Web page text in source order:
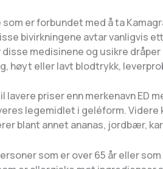
som er forbundet med å ta
bivirkningene avtar vanligvis
medisinene og usikre
høyt eller lavt blodtrykk,
lavere priser enn merkenavn
legemidlet i geléform.
blant annet ananas, jordbær,
som er over 65 år eller